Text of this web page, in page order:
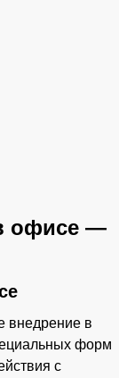
офисе —
внедрение в
форм
с